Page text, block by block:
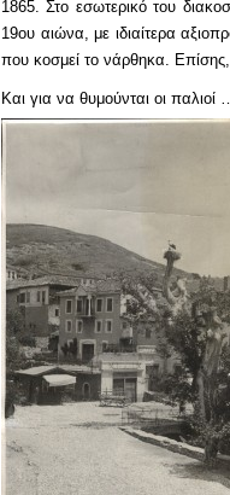
1865. Στο εσωτερικό του
19ου αιώνα, με ιδιαίτερα
που κοσμεί το νάρθηκα.
Και για να θυμούνται οι